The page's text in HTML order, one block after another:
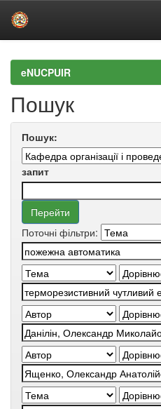
navigationeNUCPUIR
Пошук
Пошук:
запит
Поточні фільтри: